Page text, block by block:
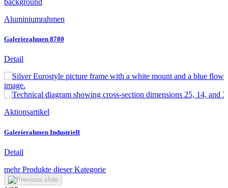
Aluminiumrahmen
Galerierahmen 8780
Detail
Aktionsartikel
Galerierahmen Industriell
Detail
mehr Produkte dieser Kategorie